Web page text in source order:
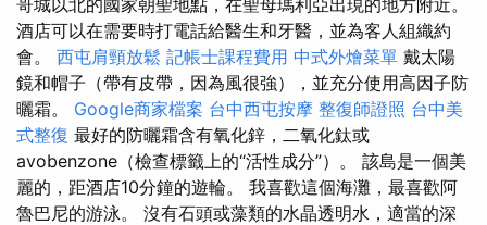
哥城以北的國家朝聖地點，在聖母瑪利亞出現的地方附近。
酒店可以在需要時打電話給醫生和牙醫，並為客人組織約
會。 西屯肩頸放鬆 記帳士課程費用 中式外燴菜單 戴太陽
鏡和帽子（帶有皮帶，因為風很強），並充分使用高因子防
曬霜。 Google商家檔案 台中西屯按摩 整復師證照 台中美
式整復 最好的防曬霜含有氧化鋅，二氧化鈦或
avobenzone（檢查標籤上的“活性成分”）。 該島是一個美
麗的，距酒店10分鐘的遊輪。 我喜歡這個海灘，最喜歡阿
魯巴尼的游泳。 沒有石頭或藻類的水晶透明水，適當的深